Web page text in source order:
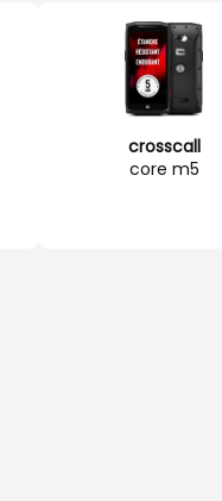
crosscall
core m5